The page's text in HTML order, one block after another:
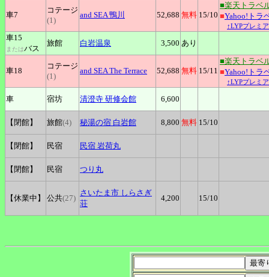
車7
コテージ
(1)
and SEA 鴨川 52,688 無料 15/10
■楽天トラベ
■Yahoo!トラ
↑LYPプレミ
車15
またはバス
旅館 白岩温泉 3,500 あり
車18
コテージ
(1)
and SEA The Terrace 52,688 無料 15/11
■楽天トラベ
■Yahoo!トラ
↑LYPプレミ
車 宿坊 清澄寺 研修会館 6,600
【閉館】 旅館(4) 秘湯の宿 白岩館 8,800 無料 15/10
【閉館】 民宿 民宿 岩荷丸
【閉館】 民宿 つり丸
【休業中】 公共(27)
さいたま市 しらさぎ
荘
4,200 15/10